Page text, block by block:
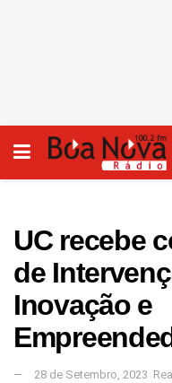
UC recebe
de
Inovação e
28 de Setembro, 2023